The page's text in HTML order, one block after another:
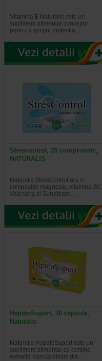
Vitamina E Naturalis este un
supliment alimentar conceput
pentru a sprijini protectia…
Strescontrol, 20 comprimate,
NATURALIS
Naturalis StresControl are in
compozitie magneziu, vitamina B6,
Valeriana si Sunatoare…
HepatoSuport, 30 capsule,
Naturalis
Naturalis HepatoSuport este un
supliment alimentar ce contine
extracte standardizate din…